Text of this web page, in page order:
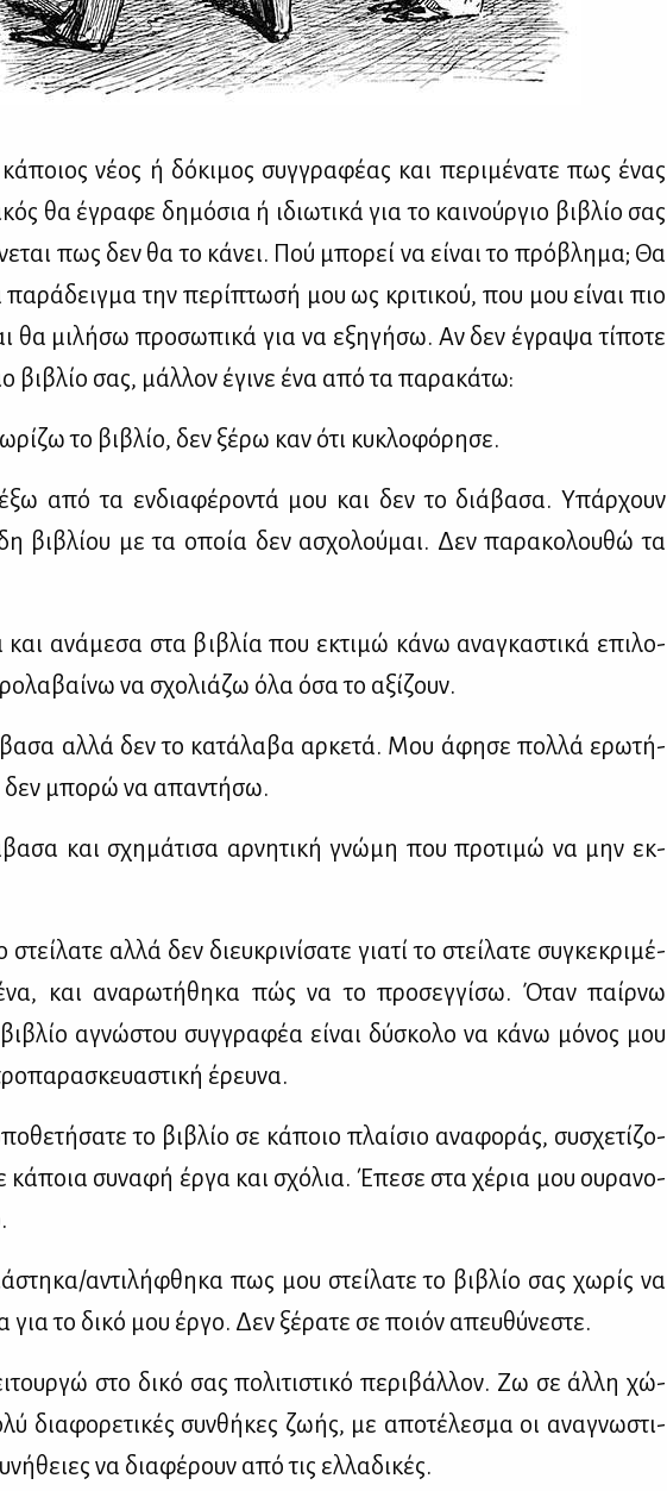
κά­ποιος νέ­ος ή δό­κι­μος συγ­γρα­φέ­ας και πε­ρι­μέ­να­τε πως ένας
θα έγρα­φε δη­μό­σια ή ιδιω­τι­κά για το και­νούρ­γιο βι­βλίο σας
πως δεν θα το κά­νει. Πού μπο­ρεί να εί­ναι το πρό­βλη­μα; Θα
την πε­ρί­πτω­σή μου ως κρι­τι­κού, που μου εί­ναι πιο
θα μι­λή­σω προ­σω­πι­κά για να εξη­γή­σω. Αν δεν έγρα­ψα τί­πο­τε
βι­βλίο σας, μάλ­λον έγι­νε ένα από τα πα­ρα­κά­τω:
το βι­βλίο, δεν ξέ­ρω καν ότι κυ­κλο­φό­ρη­σε.
από τα εν­δια­φέ­ρο­ντά μου και δεν το διά­βα­σα. Υπάρ­χουν
βι­βλί­ου με τα οποία δεν ασχο­λού­μαι. Δεν πα­ρα­κο­λου­θώ τα
ανά­με­σα στα βι­βλία που εκτι­μώ κά­νω ανα­γκα­στι­κά επι­λο­
να σχο­λιά­ζω όλα όσα το αξί­ζουν.
αλ­λά δεν το κα­τά­λα­βα αρ­κε­τά. Μου άφη­σε πολ­λά ερω­τή­
δεν μπο­ρώ να απα­ντή­σω.
και σχη­μά­τι­σα αρ­νη­τι­κή γνώ­μη που προ­τι­μώ να μην εκ­
αλ­λά δεν διευ­κρι­νί­σα­τε για­τί το στεί­λα­τε συ­γκε­κρι­μέ­
και ανα­ρω­τή­θη­κα πώς να το προ­σεγ­γί­σω. Όταν παίρ­νω
αγνώ­στου συγ­γρα­φέα εί­ναι δύ­σκο­λο να κά­νω μό­νος μου
έρευ­να.
το βι­βλίο σε κά­ποιο πλαί­σιο ανα­φο­ράς, συ­σχε­τί­ζο­
κά­ποια συ­να­φή έρ­γα και σχό­λια. Έπε­σε στα χέ­ρια μου ου­ρα­νο­
αντι­λή­φθη­κα πως μου στεί­λα­τε το βι­βλίο σας χω­ρίς να
για το δι­κό μου έρ­γο. Δεν ξέ­ρα­τε σε ποιόν απευ­θύ­νε­στε.
στο δι­κό σας πο­λι­τι­στι­κό πε­ρι­βάλ­λον. Ζω σε άλ­λη χώ­
δια­φο­ρε­τι­κές συν­θή­κες ζω­ής, με απο­τέ­λε­σμα οι ανα­γνω­στι­
να δια­φέ­ρουν από τις ελ­λα­δι­κές.